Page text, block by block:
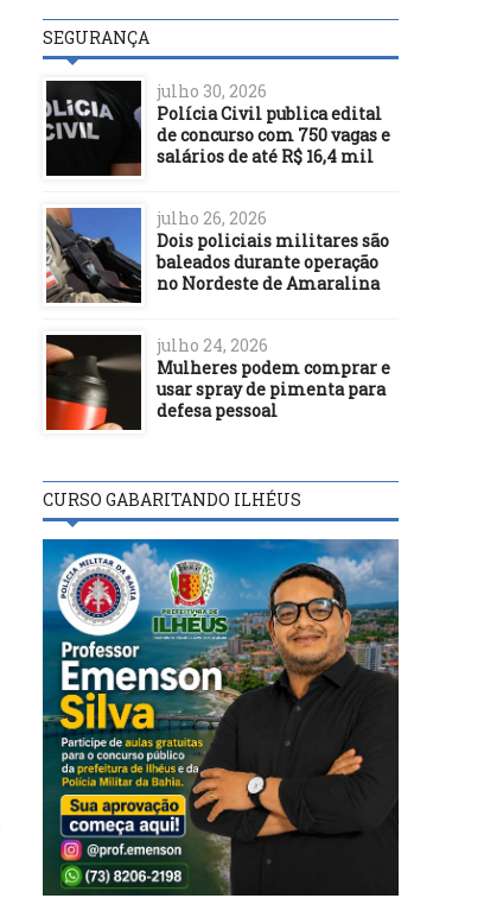
SEGURANÇA
julho 30, 2026
Polícia Civil publica edital
de concurso com 750 vagas e
salários de até R$ 16,4 mil
julho 26, 2026
Dois policiais militares são
baleados durante operação
no Nordeste de Amaralina
julho 24, 2026
Mulheres podem comprar e
usar spray de pimenta para
defesa pessoal
CURSO GABARITANDO ILHÉUS